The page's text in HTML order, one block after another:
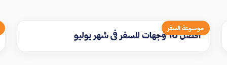
موسوعة السفر
افضل 10 وجهات للسفر في شهر يوليو